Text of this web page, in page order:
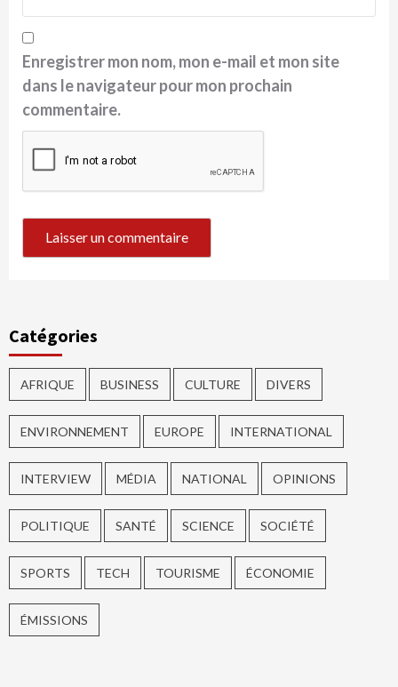
Enregistrer mon nom, mon e-mail et mon site
dans le navigateur pour mon prochain
commentaire.
Catégories
AFRIQUE BUSINESS CULTURE DIVERS
ENVIRONNEMENT EUROPE INTERNATIONAL
INTERVIEW MÉDIA NATIONAL OPINIONS
POLITIQUE SANTÉ SCIENCE SOCIÉTÉ
SPORTS TECH TOURISME ÉCONOMIE
ÉMISSIONS